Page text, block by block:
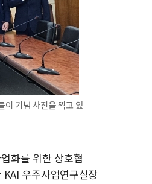
이 기념 사진을 찍고 있
화를 위한 상호협
우주사업연구실장